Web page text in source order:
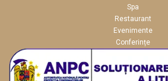
Spa
Restaurant
Evenimente
Conferințe